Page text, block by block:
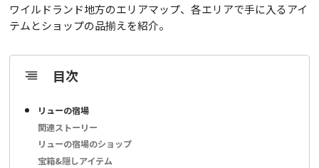
ワイルドランド地方のエリアマップ、各エリアで手に入るアイ
テムとショップの品揃えを紹介。
目次
リューの宿場
関連ストーリー
リューの宿場のショップ
宝箱&隠しアイテム